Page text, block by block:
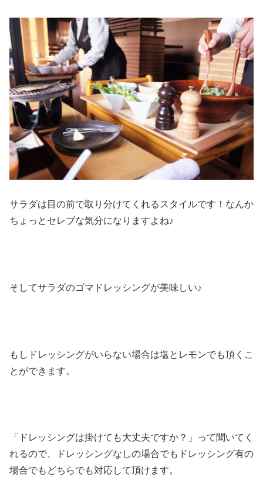
サラダは目の前で取り分けてくれるスタイルです！なんか
ちょっとセレブな気分になりますよね♪
そしてサラダのゴマドレッシングが美味しい♪
もしドレッシングがいらない場合は塩とレモンでも頂くこ
とができます。
「ドレッシングは掛けても大丈夫ですか？」って聞いてく
れるので、ドレッシングなしの場合でもドレッシング有の
場合でもどちらでも対応して頂けます。